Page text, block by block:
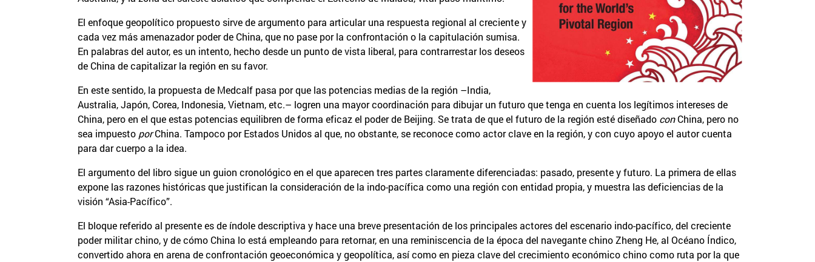
El enfoque geopolítico propuesto sirve de argumento para articular una respuesta regional al creciente y
cada vez más amenazador poder de China, que no pase por la confrontación o la capitulación sumisa.
En palabras del autor, es un intento, hecho desde un punto de vista liberal, para contrarrestar los deseos
de China de capitalizar la región en su favor.
En este sentido, la propuesta de Medcalf pasa por que las potencias medias de la región –India,
Australia, Japón, Corea, Indonesia, Vietnam, etc.– logren una mayor coordinación para dibujar un futuro que tenga en cuenta los legítimos intereses de
China, pero en el que estas potencias equilibren de forma eficaz el poder de Beijing. Se trata de que el futuro de la región esté diseñado conChina, pero no
sea impuesto porChina. Tampoco por Estados Unidos al que, no obstante, se reconoce como actor clave en la región, y con cuyo apoyo el autor cuenta
para dar cuerpo a la idea.
El argumento del libro sigue un guion cronológico en el que aparecen tres partes claramente diferenciadas: pasado, presente y futuro. La primera de ellas
expone las razones históricas que justifican la consideración de la indo-pacífica como una región con entidad propia, y muestra las deficiencias de la
visión “Asia-Pacífico”.
El bloque referido al presente es de índole descriptiva y hace una breve presentación de los principales actores del escenario indo-pacífico, del creciente
poder militar chino, y de cómo China lo está empleando para retornar, en una reminiscencia de la época del navegante chino Zheng He, al Océano Índico,
convertido ahora en arena de confrontación geoeconómica y geopolítica, así como en pieza clave del crecimiento económico chino como ruta por la que